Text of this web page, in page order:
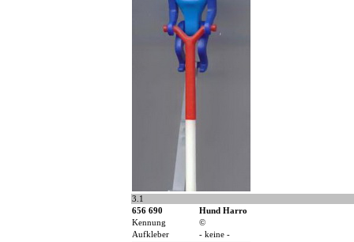
3.1
656 690
Hund Harro
Kennung
©
Aufkleber
- keine -